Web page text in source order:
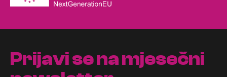
Prijavi se na mjesečni